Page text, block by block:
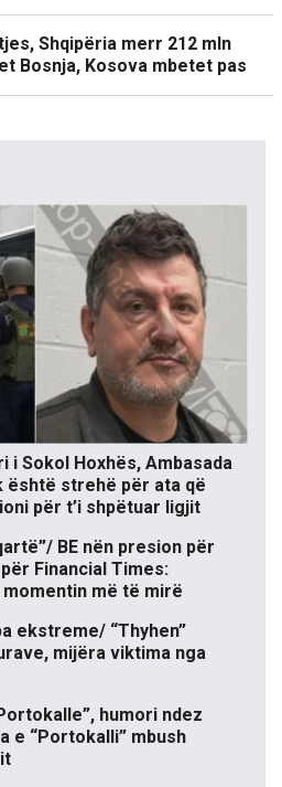
Shqipëria merr 212 mln
Bosnja, Kosova mbetet pas
i Sokol Hoxhës, Ambasada
është strehë për ata që
për t’i shpëtuar ligjit
BE nën presion për
Financial Times:
më të mirë
ekstreme/ “Thyhen”
mijëra viktima nga
humori ndez
e “Portokalli” mbush